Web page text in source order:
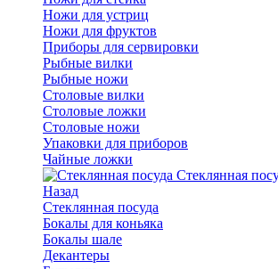
Ножи для устриц
Ножи для фруктов
Приборы для сервировки
Рыбные вилки
Рыбные ножи
Столовые вилки
Столовые ложки
Столовые ножи
Упаковки для приборов
Чайные ложки
Стеклянная
Назад
Стеклянная посуда
Бокалы для коньяка
Бокалы шале
Декантеры